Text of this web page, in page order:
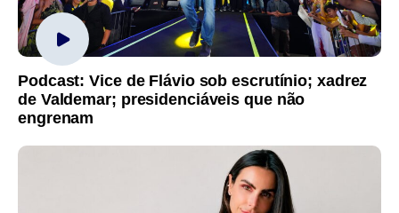
Podcast: Vice de Flávio sob escrutínio; xadrez
de Valdemar; presidenciáveis que não
engrenam